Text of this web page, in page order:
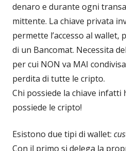
denaro e durante ogni
mittente. La chiave privata
permette l’accesso al wallet,
di un Bancomat. Necessita
per cui NON va MAI
perdita di tutte le cripto.
Chi possiede la chiave infatti
possiede le cripto!
Esistono due tipi di wallet:
Con il primo si delega la